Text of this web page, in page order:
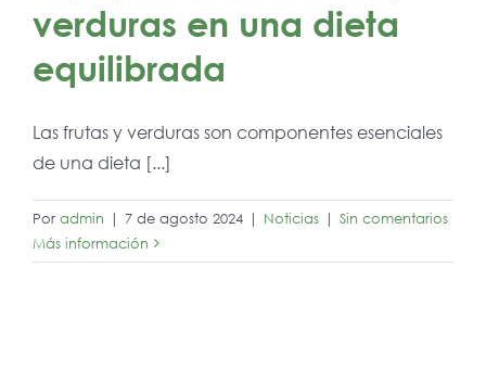
verduras en una dieta
equilibrada
Las frutas y verduras son componentes esenciales
de una dieta [...]
Por admin | 7 de agosto 2024 | Noticias | Sin comentarios
Más información